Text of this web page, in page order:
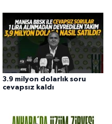
3.9 milyon dolarlık soru
cevapsız kaldı